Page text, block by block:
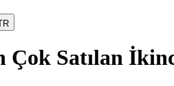
Satılan